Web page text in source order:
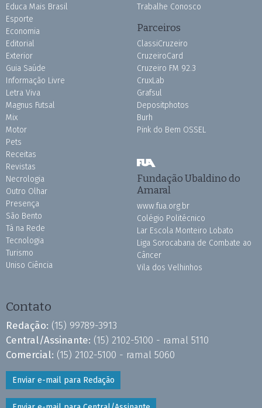
Educa Mais Brasil
Esporte
Economia
Editorial
Exterior
Guia Saúde
Informação Livre
Letra Viva
Magnus Futsal
Mix
Motor
Pets
Receitas
Revistas
Necrologia
Outro Olhar
Presença
São Bento
Tá na Rede
Tecnologia
Turismo
Uniso Ciência
Trabalhe Conosco
Parceiros
ClassiCruzeiro
CruzeiroCard
Cruzeiro FM 92.3
CruxLab
Grafsul
Depositphotos
Burh
Pink do Bem OSSEL
Fundação Ubaldino do
Amaral
www.fua.org.br
Colégio Politécnico
Lar Escola Monteiro Lobato
Liga Sorocabana de Combate ao
Câncer
Vila dos Velhinhos
Contato
Redação: (15) 99789-3913
Central/Assinante: (15) 2102-5100 - ramal 5110
Comercial: (15) 2102-5100 - ramal 5060
Enviar e-mail para Redação